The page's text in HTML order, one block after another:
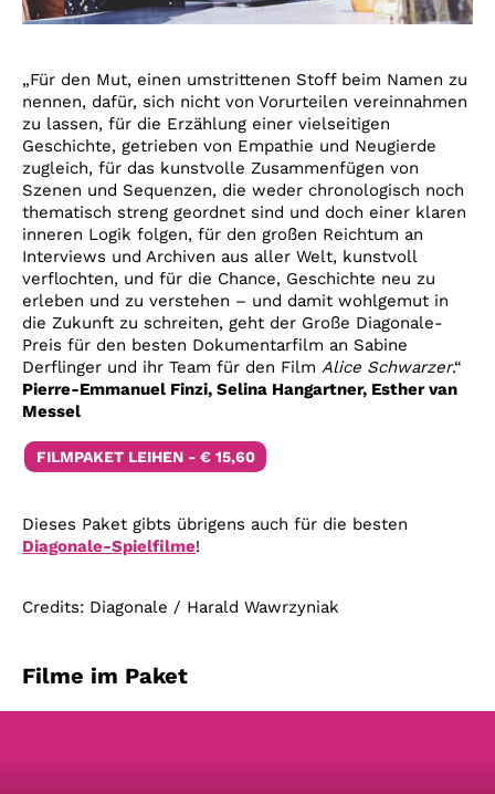
„Für den Mut, einen umstrittenen Stoff beim Namen zu
nennen, dafür, sich nicht von Vorurteilen vereinnahmen
zu lassen, für die Erzählung einer vielseitigen
Geschichte, getrieben von Empathie und Neugierde
zugleich, für das kunstvolle Zusammenfügen von
Szenen und Sequenzen, die weder chronologisch noch
thematisch streng geordnet sind und doch einer klaren
inneren Logik folgen, für den großen Reichtum an
Interviews und Archiven aus aller Welt, kunstvoll
verflochten, und für die Chance, Geschichte neu zu
erleben und zu verstehen – und damit wohlgemut in
die Zukunft zu schreiten, geht der Große Diagonale-
Preis für den besten Dokumentarfilm an Sabine
Derflinger und ihr Team für den Film Alice Schwarzer.“
Pierre-Emmanuel Finzi, Selina Hangartner, Esther van
Messel
FILMPAKET LEIHEN - € 15,60
Dieses Paket gibts übrigens auch für die besten
Diagonale-Spielfilme!
Credits: Diagonale / Harald Wawrzyniak
Filme im Paket